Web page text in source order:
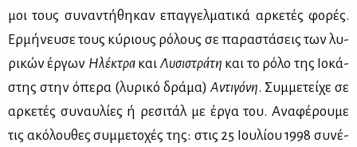
μοι τους συ­να­ντή­θη­καν επαγ­γελ­μα­τι­κά αρ­κε­τές φο­ρές.
Ερ­μή­νευ­σε τους κύ­ριους ρό­λους σε πα­ρα­στά­σεις των λυ­
ρι­κών έρ­γων Ηλέ­κτρακαι Λυ­σι­στρά­τη και το ρό­λο της Ιο­κά­
στης στην όπε­ρα (λυ­ρι­κό δρά­μα) Αντι­γό­νη. Συμ­με­τεί­χε σε
αρ­κε­τές συ­ναυ­λί­ες ή ρε­σι­τάλ με έρ­γα του. Ανα­φέ­ρου­με
τις ακό­λου­θες συμ­με­το­χές της: στις 25 Ιου­λί­ου 1998 συ­νέ­